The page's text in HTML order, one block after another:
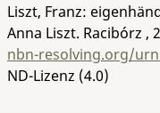
Liszt, Franz:
Anna Liszt. Racibórz ,
nbn-resolving.org/
ND-Lizenz (4.0)